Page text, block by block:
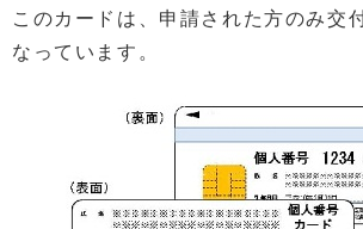
このカードは、申請された方のみ交
なっています。